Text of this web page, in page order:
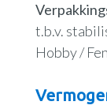
t.b.v.
Hobby /